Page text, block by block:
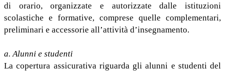
di orario, organizzate e autorizzate dalle istituzioni
scolastiche e formative, comprese quelle complementari,
preliminari e accessorie all’attività d’insegnamento.
a. Alunni e studenti
La copertura assicurativa riguarda gli alunni e studenti del